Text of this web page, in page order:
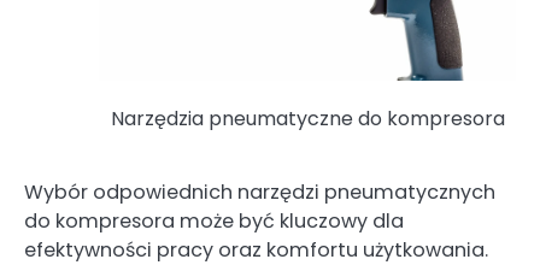
Narzędzia pneumatyczne do kompresora
Wybór odpowiednich narzędzi pneumatycznych
do kompresora może być kluczowy dla
efektywności pracy oraz komfortu użytkowania.